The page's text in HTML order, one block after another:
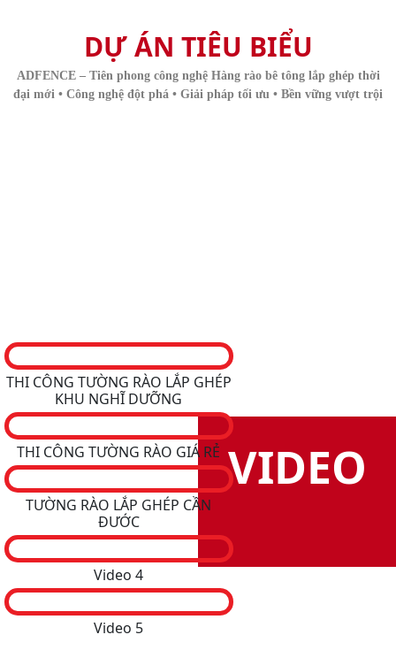
DỰ ÁN TIÊU BIỂU
ADFENCE – Tiên phong công nghệ Hàng rào bê tông lắp ghép thời
đại mới • Công nghệ đột phá • Giải pháp tối ưu • Bền vững vượt trội
THI CÔNG TƯỜNG RÀO LẮP GHÉP
KHU NGHĨ DƯỠNG
THI CÔNG TƯỜNG RÀO GIÁ RẺ
TƯỜNG RÀO LẮP GHÉP CẦN
ĐƯỚC
Video 4
Video 5
VIDEO